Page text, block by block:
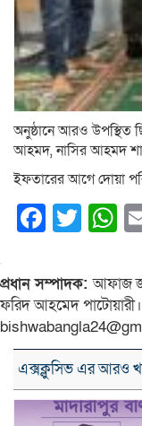
অনুষ্ঠানে আরও উপস্থিত
আহমদ, নাসির আহমদ
ইফতারের আগে দোয়া
প্রধান সম্পাদক:আফাজ
ফরিদ আহমেদ
এক্সক্লুসিভ এর আরও